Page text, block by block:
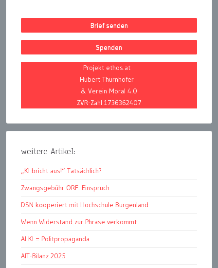
Brief senden
Spenden
Projekt ethos.at
Hubert Thurnhofer
& Verein Moral 4.0
ZVR-Zahl 1736362407
weitere Artikel:
„KI bricht aus!“ Tatsächlich?
Zwangsgebühr ORF: Einspruch
DSN kooperiert mit Hochschule Burgenland
Wenn Widerstand zur Phrase verkommt
AI KI = Politpropaganda
AIT-Bilanz 2025